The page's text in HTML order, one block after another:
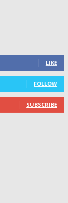
LIKE
FOLLOW
SUBSCRIBE